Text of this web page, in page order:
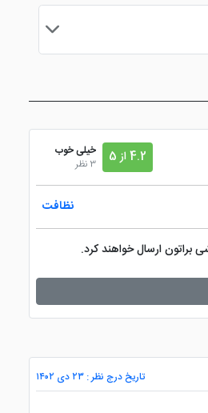
4.2 از 5
خیلی خوب
3 نظر
نظافت
براتون ارسال خواهند کرد.
تاریخ درج نظر : ۲۳ دی ۱۴۰۲